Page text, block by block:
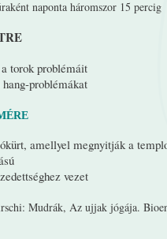
naponta háromszor 15 percig
torok problémáit
problémákat
amellyel megnyitják a
vezet
Mudrák, Az ujjak jógája.